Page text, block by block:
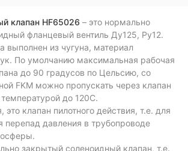
клапан HF65026 – это нормально
фланцевый вентиль Ду125, Ру12.
выполнен из чугуна, материал
По умолчанию максимальная рабочая
до 90 градусов по Цельсию, со
FKM можно пропускать через клапан
до 120С.
это клапан пилотного действия, т.е. для
перепад давления в трубопроводе
закрытый соленоидный клапан, т.е.